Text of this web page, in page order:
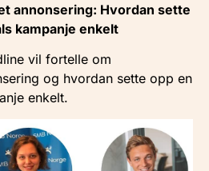
annonsering: Hvordan sette
kampanje enkelt
vil fortelle om
og hvordan sette opp en
enkelt.